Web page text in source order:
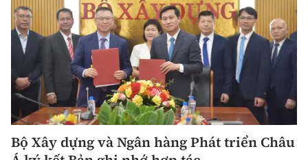
Bộ Xây dựng và Ngân hàng Phát triển Châu